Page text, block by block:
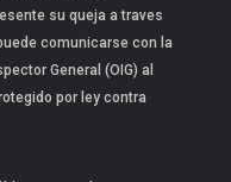
su queja a traves
comunicarse con la
General (OIG) al
por ley contra